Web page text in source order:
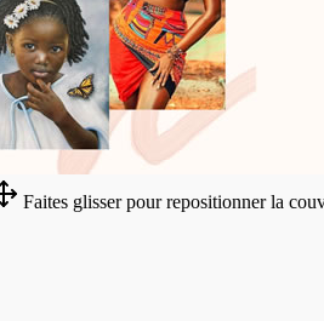
Faites glisser pour repositionner la